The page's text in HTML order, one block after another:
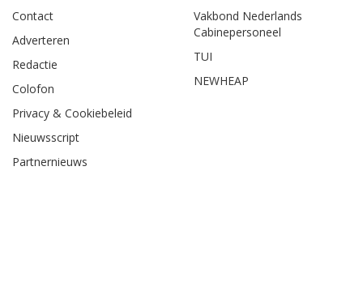
Contact
Adverteren
Redactie
Colofon
Privacy & Cookiebeleid
Nieuwsscript
Partnernieuws
Vakbond Nederlands
Cabinepersoneel
TUI
NEWHEAP